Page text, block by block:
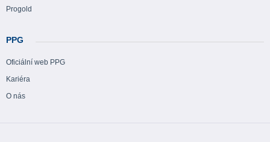
Progold
PPG
Oficiální web PPG
Kariéra
O nás